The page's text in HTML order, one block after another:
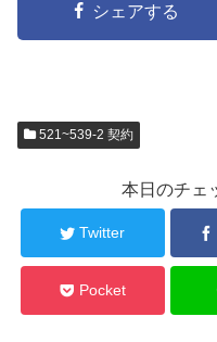
シェアする
521~539-2 契約
本日のチェ
Twitter
Pocket